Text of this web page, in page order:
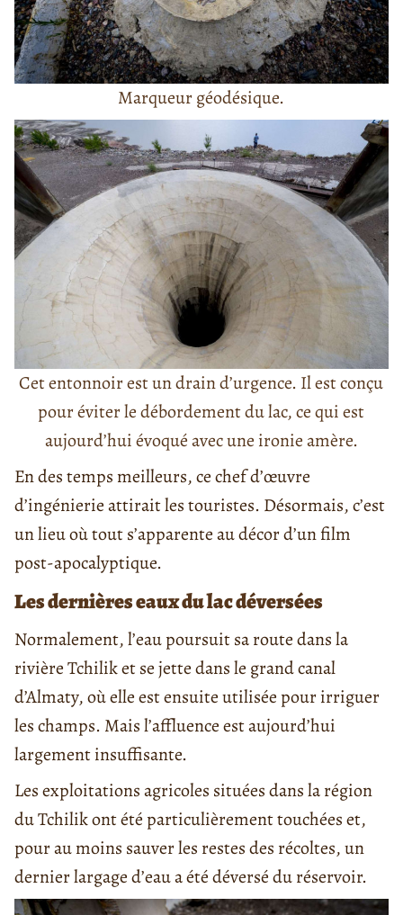
Marqueur géodésique.
Cet entonnoir est un drain d’urgence. Il est conçu
pour éviter le débordement du lac, ce qui est
aujourd’hui évoqué avec une ironie amère.
En des temps meilleurs, ce chef d’œuvre
d’ingénierie attirait les touristes. Désormais, c’est
un lieu où tout s’apparente au décor d’un film
post-apocalyptique.
Les dernières eaux du lac déversées
Normalement, l’eau poursuit sa route dans la
rivière Tchilik et se jette dans le grand canal
d’Almaty, où elle est ensuite utilisée pour irriguer
les champs. Mais l’affluence est aujourd’hui
largement insuffisante.
Les exploitations agricoles situées dans la région
du Tchilik ont été particulièrement touchées et,
pour au moins sauver les restes des récoltes, un
dernier largage d’eau a été déversé du réservoir.